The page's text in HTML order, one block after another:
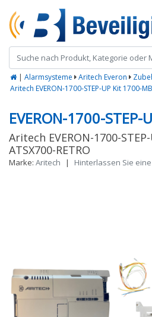
| Alarmsysteme Aritech Everon
Aritech EVERON-1700-STEP-UP Kit 1700-
EVERON-1700-STEP-
Aritech EVERON-1700-
ATSX700-RETRO
Marke: Aritech | Hinterlassen Sie